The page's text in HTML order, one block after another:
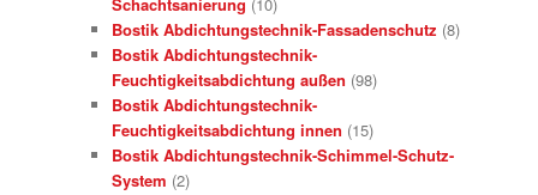
Bostik Abdichtungstechnik-Fassadenschutz (8)
Bostik Abdichtungstechnik-
Feuchtigkeitsabdichtung außen (98)
Bostik Abdichtungstechnik-
Feuchtigkeitsabdichtung innen (15)
Bostik Abdichtungstechnik-Schimmel-Schutz-
System (2)